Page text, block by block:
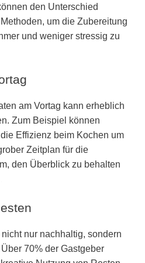
den Unterschied
um die Zubereitung
und weniger stressig zu
am Vortag kann erheblich
Zum Beispiel können
Effizienz beim Kochen um
Zeitplan für die
den Überblick zu behalten
nicht nur nachhaltig, sondern
70% der Gastgeber